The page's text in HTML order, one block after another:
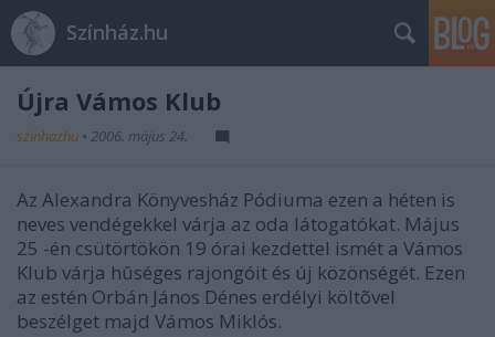
Színház.hu
Újra Vámos Klub
szinhazhu • 2006. május 24.
Az Alexandra Könyvesház Pódiuma ezen a héten is
neves vendégekkel várja az oda látogatókat. Május
25 -én csütörtökön 19 órai kezdettel ismét a Vámos
Klub várja hûséges rajongóit és új közönségét. Ezen
az estén Orbán János Dénes erdélyi költõvel
beszélget majd Vámos Miklós.